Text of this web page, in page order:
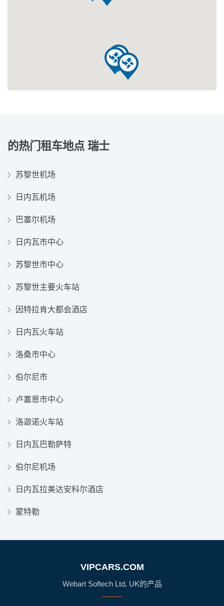
的热门租车地点 瑞士
苏黎世机场
日内瓦机场
巴塞尔机场
日内瓦市中心
苏黎世市中心
苏黎世主要火车站
因特拉肯大都会酒店
日内瓦火车站
洛桑市中心
伯尔尼市
卢塞恩市中心
洛迦诺火车站
日内瓦巴勒萨特
伯尔尼机场
日内瓦拉美达安科尔酒店
蒙特勒
VIPCARS.COM
Webart Softech Ltd, UK的产品